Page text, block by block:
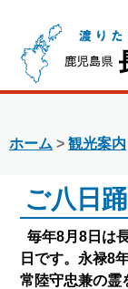
ホーム > 観光案内
ご八日
毎年8月8日は
日です。永禄8
常陸守忠兼の霊